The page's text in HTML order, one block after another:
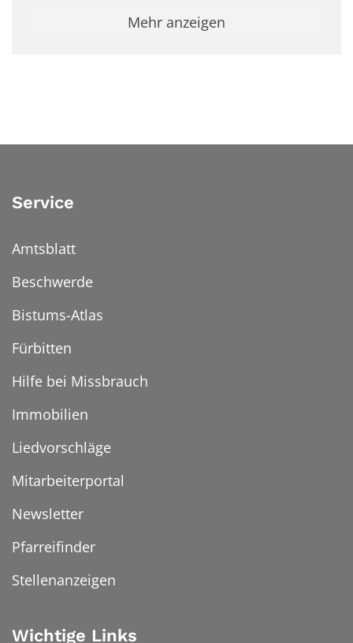
Mehr anzeigen
Service
Amtsblatt
Beschwerde
Bistums-Atlas
Fürbitten
Hilfe bei Missbrauch
Immobilien
Liedvorschläge
Mitarbeiterportal
Newsletter
Pfarreifinder
Stellenanzeigen
Wichtige Links